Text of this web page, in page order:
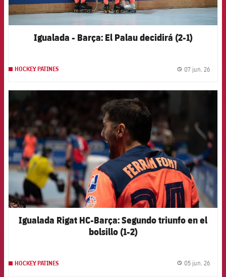
Igualada - Barça: El Palau decidirá (2-1)
HOCKEY PATINES 07 jun. 26
Igualada Rigat HC-Barça: Segundo triunfo en el
bolsillo (1-2)
HOCKEY PATINES 05 jun. 26